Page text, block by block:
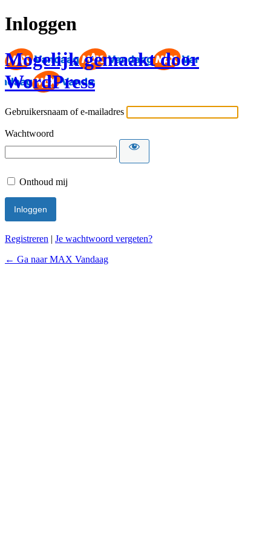
Inloggen
Mogelijk gemaakt door
WordPress
Gebruikersnaam of e-mailadres
Wachtwoord
Onthoud mij
Registreren | Je wachtwoord vergeten?
← Ga naar MAX Vandaag